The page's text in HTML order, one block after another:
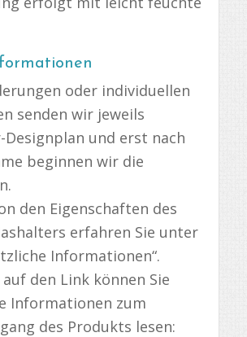
oder individuellen
senden wir jeweils
und erst nach
beginnen wir die
den Eigenschaften des
erfahren Sie unter
Informationen“.
auf den Link können Sie
Informationen zum
des Produkts lesen: